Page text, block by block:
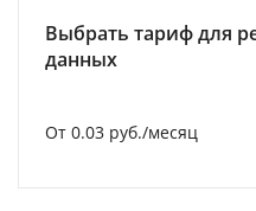
Выбрать тариф для
данных
От 0.03 руб./месяц